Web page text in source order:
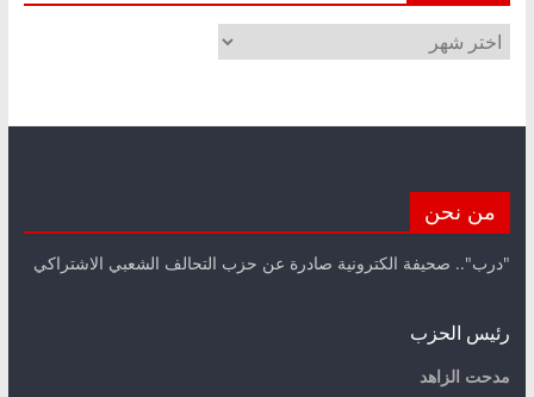
الأرشيف
من نحن
"درب".. صحيفة الكترونية صادرة عن حزب التحالف الشعبي الاشتراكي
رئيس الحزب
مدحت الزاهد